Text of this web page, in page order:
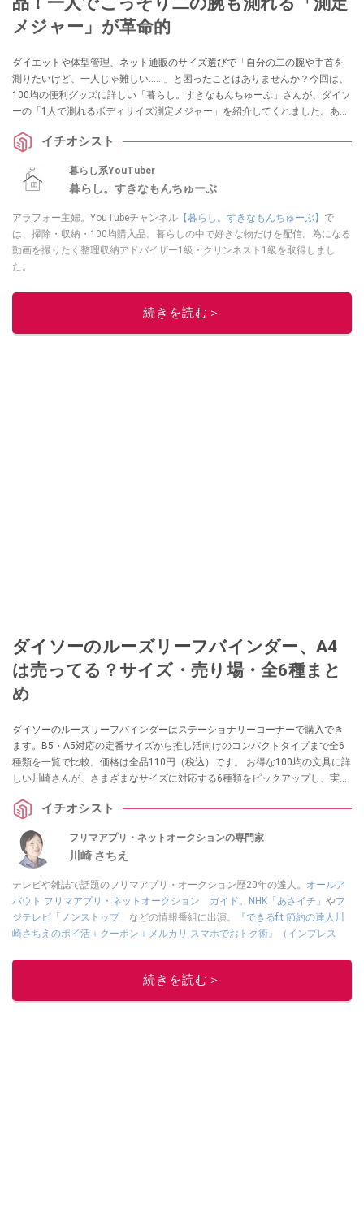
メジャー」が革命的
ダイエットや体型管理、ネット通販のサイズ選びで「自分の二の腕や手首を
測りたいけど、一人じゃ難しい……」と困ったことはありませんか？今回は、
100均の便利グッズに詳しい「暮らし。すきなもんちゅーぶ」さんが、ダイソ
ーの「1人で測れるボディサイズ測定メジャー」を紹介してくれました。あり
家に一台レベルの重宝アイテムです！
イチオシスト
暮らし系YouTuber
暮らし。すきなもんちゅーぶ
アラフォー主婦。YouTubeチャンネル 【暮らし。すきなもんちゅーぶ】 で
は、掃除・収納・100均購入品。暮らしの中で好きな物だけを配信。為になる
動画を撮りたく整理収納アドバイザー1級・クリンネスト1級を取得しまし
た。
このイチオシストの他の記事を読む
続きを読む＞
ダイソーのルーズリーフバインダー、A4
は売ってる？サイズ・売り場・全6種まと
め
ダイソーのルーズリーフバインダーはステーショナリーコーナーで購入でき
ます。B5・A5対応の定番サイズから推し活向けのコンパクトタイプまで全6
種類を一覧で比較。価格は全品110円（税込）です。 お得な100均の文具に詳
しい川崎さんが、さまざまなサイズに対応する6種類をピックアップし、実際
イチオシスト
フリマアプリ・ネットオークションの専門家
川崎 さちえ
テレビや雑誌で話題のフリマアプリ・オークション歴20年の達人。 オールア
バウト フリマアプリ・ネットオークション ガイド 。 NHK「あさイチ」 やフ
ジテレビ「ノンストップ」 などの情報番組に出演。
『できるfit 節約の達人川
崎さちえのポイ活＋クーポン＋メルカリ スマホでおトク術』（インプレス
的に稼ぐ！』（翔泳社刊）
■経歴：2003年、夫が子育てをするために、突然会社を辞める。翌月からの
続きを読む＞